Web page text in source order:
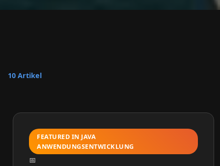
10 Artikel
FEATURED IN JAVA
ANWENDUNGSENTWICKLUNG